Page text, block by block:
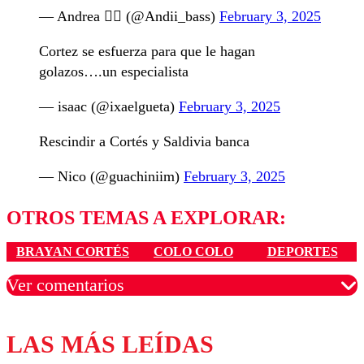
— Andrea ❤️‍🔥 (@Andii_bass) February 3, 2025
Cortez se esfuerza para que le hagan
golazos….un especialista
— isaac (@ixaelgueta) February 3, 2025
Rescindir a Cortés y Saldivia banca
— Nico (@guachiniim) February 3, 2025
OTROS TEMAS A EXPLORAR:
BRAYAN CORTÉS COLO COLO DEPORTES
Ver comentarios
Los comentarios son moderados para garantizar un
diálogo respetuoso.
LAS MÁS LEÍDAS